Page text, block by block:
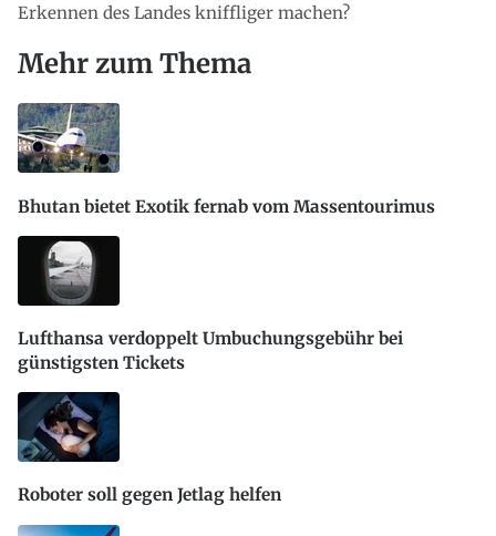
Erkennen des Landes kniffliger machen?
Mehr zum Thema
Bhutan bietet Exotik fernab vom Massentourimus
Lufthansa verdoppelt Umbuchungsgebühr bei
günstigsten Tickets
Roboter soll gegen Jetlag helfen